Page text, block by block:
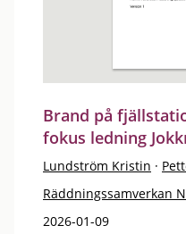
Brand på
fokus ledning
Lundström Kristin ·
Räddningssamverkan
2026-01-09